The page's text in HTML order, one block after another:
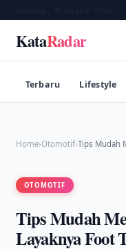
KataRadar
Terbaru Lifestyle
Home›Otomotif›Tips Mudah
OTOMOTIF
Tips Mudah
Layaknya Foot